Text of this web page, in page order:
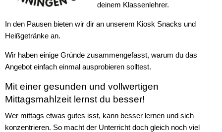
deinem Klassenlehrer.
In den Pausen bieten wir dir an unserem Kiosk Snacks und
Heißgetränke an.
Wir haben einige Gründe zusammengefasst, warum du das
Angebot einfach einmal ausprobieren solltest.
Mit einer gesunden und vollwertigen
Mittagsmahlzeit lernst du besser!
Wer mittags etwas gutes isst, kann besser lernen und sich
konzentrieren. So macht der Unterricht doch gleich noch viel